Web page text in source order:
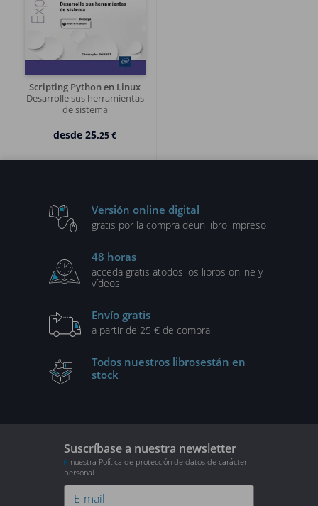
Scripting Python en Linux
Desarrolle sus herramientas
de sistema
desde25,25 €
Versión online digital
gratis por la compra deun libro impreso
48 horas
acceda gratis atodos los libros online y
vídeos
Envío gratis
a partir de 25 € de compra
Todos nuestros librosestán en
stock
Suscríbase a nuestra newsletter
nuestra Política de protección de datos de carácter
personal